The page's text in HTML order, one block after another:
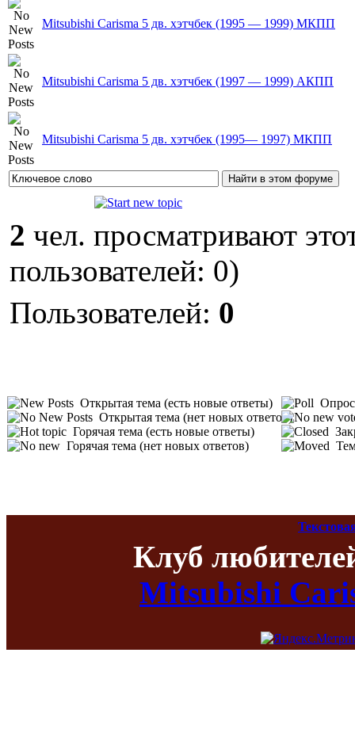
Mitsubishi Carisma 5 дв. хэтчбек (1995 — 1999) МКПП
Mitsubishi Carisma 5 дв. хэтчбек (1997 — 1999) AКПП
Mitsubishi Carisma 5 дв. хэтчбек (1995— 1997) МКПП
2 чел. просматривают
пользователей: 0)
Пользователей: 0
Открытая тема (есть новые ответы)
Открытая тема (нет новых ответов)
Горячая тема (есть новые ответы)
Горячая тема (нет новых ответов)
Опрос
Клуб
Mitsubishi